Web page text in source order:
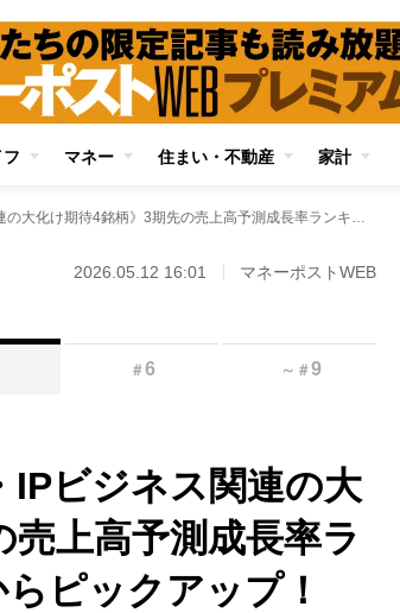
フ マネー 住まい・不動産 家計
《投資のプロが選ぶAI・IPビジネス関連の大化け期待4銘柄》3期先の売上高予測成長率ランキングのトップ100からピックアップ！ グローバルリンクアドバイザーズ代表・戸松信博氏が「大きな成長」を見通す理由とは
2026.05.12 16:01 マネーポストWEB
＃6 ～ ＃9
IPビジネス関連の大
上高予測成長率ラ
らピックアップ！